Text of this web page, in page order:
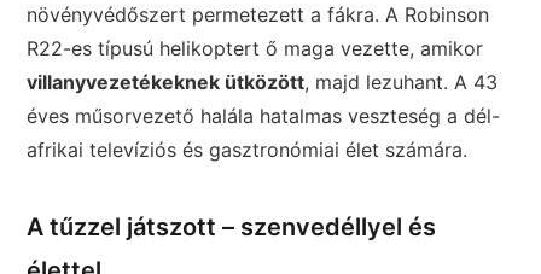
növényvédőszert permetezett a fákra. A Robinson
R22-es típusú helikoptert ő maga vezette, amikor
villanyvezetékeknek ütközött, majd lezuhant. A 43
éves műsorvezető halála hatalmas veszteség a dél-
afrikai televíziós és gasztronómiai élet számára.
A tűzzel játszott – szenvedéllyel és